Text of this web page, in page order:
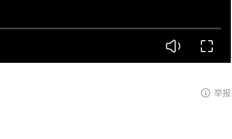
举报